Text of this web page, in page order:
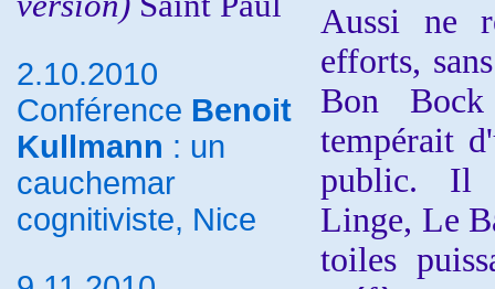
2.10.2010
Conférence Benoit
Kullmann : un
cauchemar
cognitiviste, Nice
Aussi ne
efforts,
Bon
tempérait
public. Il
Linge, Le
toiles